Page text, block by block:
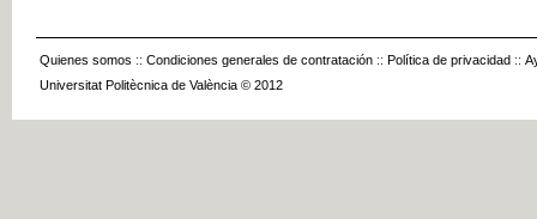
Quienes somos :: Condiciones generales de contratación :: Política de privacidad ::
Universitat Politècnica de València © 2012